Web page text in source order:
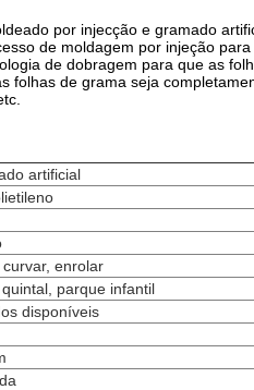
por injecção e gramado
de moldagem por injeção
de dobragem para que as
folhas de grama seja
artificial
enrolar
parque infantil
disponíveis